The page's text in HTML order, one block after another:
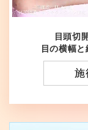
目頭切
目の横幅
施